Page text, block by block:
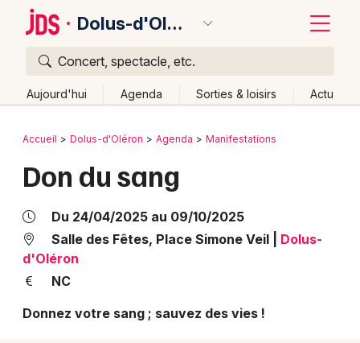
Dolus-d'Oléron
Concert, spectacle, etc.
Aujourd'hui Agenda Sorties & loisirs Actu
Publier un événement
Grands événements
Activité & Expérience
Manifestations
Bordeaux
Lille
Lyon
Retour
Accueil Dolus-d'Oléron Agenda Manifestations
Don du sang
Du 24/04/2025 au 09/10/2025
Salle des Fêtes, Place Simone Veil
Dolus-
d'Oléron
NC
Donnez votre sang ; sauvez des vies !
Quoi ?
Où ?
Poitou-Charente
Partout
Quand ?
Aujourd'hui
Demain Ce week-end Autre